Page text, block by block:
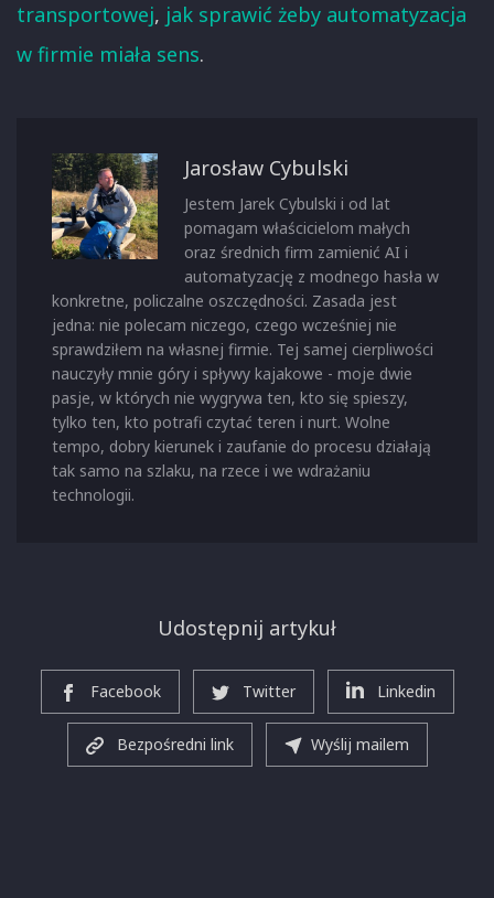
transportowej, jak sprawić żeby automatyzacja
w firmie miała sens.
Jarosław Cybulski
Jestem Jarek Cybulski i od lat
pomagam właścicielom małych
oraz średnich firm zamienić AI i
automatyzację z modnego hasła w
konkretne, policzalne oszczędności. Zasada jest
jedna: nie polecam niczego, czego wcześniej nie
sprawdziłem na własnej firmie. Tej samej cierpliwości
nauczyły mnie góry i spływy kajakowe - moje dwie
pasje, w których nie wygrywa ten, kto się spieszy,
tylko ten, kto potrafi czytać teren i nurt. Wolne
tempo, dobry kierunek i zaufanie do procesu działają
tak samo na szlaku, na rzece i we wdrażaniu
technologii.
Udostępnij artykuł
Facebook Twitter Linkedin
Bezpośredni link Wyślij mailem